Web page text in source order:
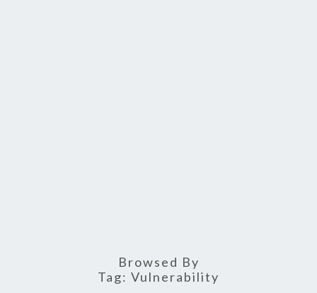
Browsed By
Tag: Vulnerability